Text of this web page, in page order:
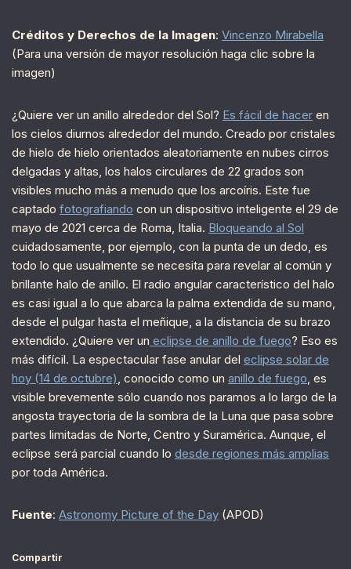
Créditos y Derechos de la Imagen: Vincenzo Mirabella
(Para una versión de mayor resolución haga clic sobre la
imagen)
¿Quiere ver un anillo alrededor del Sol? Es fácil de hacer en
los cielos diurnos alrededor del mundo. Creado por cristales
de hielo de hielo orientados aleatoriamente en nubes cirros
delgadas y altas, los halos circulares de 22 grados son
visibles mucho más a menudo que los arcoíris. Este fue
captado fotografiando con un dispositivo inteligente el 29 de
mayo de 2021 cerca de Roma, Italia. Bloqueando al Sol
cuidadosamente, por ejemplo, con la punta de un dedo, es
todo lo que usualmente se necesita para revelar al común y
brillante halo de anillo. El radio angular característico del halo
es casi igual a lo que abarca la palma extendida de su mano,
desde el pulgar hasta el meñique, a la distancia de su brazo
extendido. ¿Quiere ver un eclipse de anillo de fuego? Eso es
más difícil. La espectacular fase anular del eclipse solar de
hoy (14 de octubre) , conocido como un anillo de fuego , es
visible brevemente sólo cuando nos paramos a lo largo de la
angosta trayectoria de la sombra de la Luna que pasa sobre
partes limitadas de Norte, Centro y Suramérica. Aunque, el
eclipse será parcial cuando lo desde regiones más amplias
por toda América.
Fuente: Astronomy Picture of the Day (APOD)
Compartir